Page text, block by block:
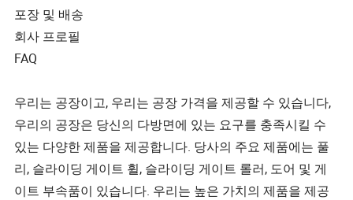
포장 및 배송
회사 프로필
FAQ
우리는 공장이고, 우리는 공장 가격을 제공할 수 있습니다,
우리의 공장은 당신의 다방면에 있는 요구를 충족시킬 수
있는 다양한 제품을 제공합니다. 당사의 주요 제품에는 풀
리, 슬라이딩 게이트 휠, 슬라이딩 게이트 롤러, 도어 및 게
이트 부속품이 있습니다. 우리는 높은 가치의 제품을 제공